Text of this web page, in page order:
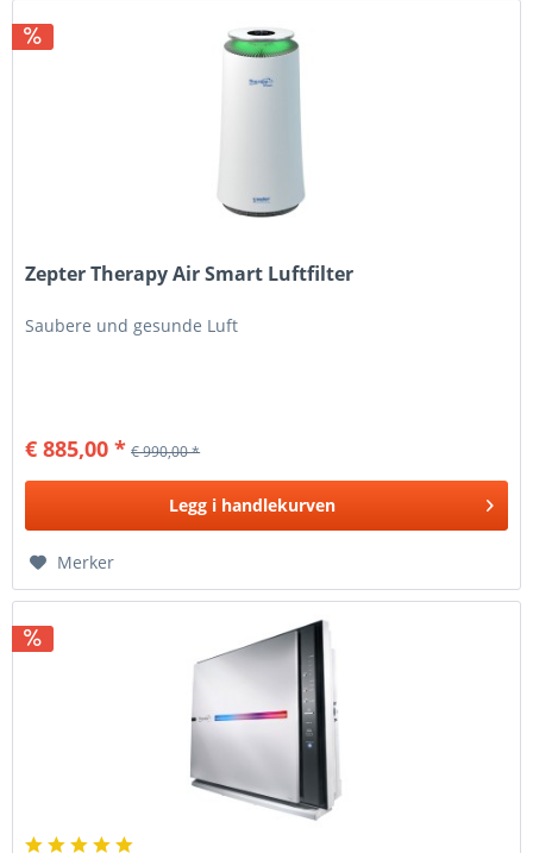
Zepter Therapy Air Smart Luftfilter
Saubere und gesunde Luft
€ 885,00 * € 990,00 *
Legg i handlekurven
Merker